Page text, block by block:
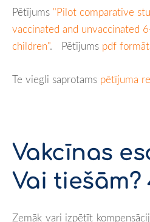
Pētījums "Pilot comparative
vaccinated and unvaccinated
children". Pētījums pdf
Te viegli saprotams pētījuma
Vakcīnas
Vai tiešām?
Zemāk vari izpētīt